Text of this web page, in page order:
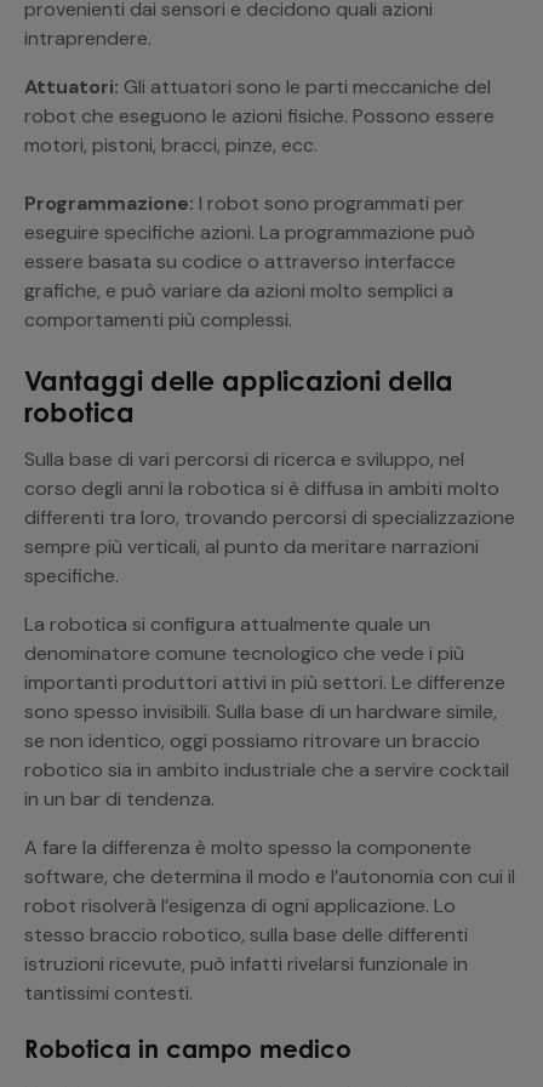
provenienti dai sensori e decidono quali azioni
intraprendere.
Attuatori: Gli attuatori sono le parti meccaniche del
robot che eseguono le azioni fisiche. Possono essere
motori, pistoni, bracci, pinze, ecc.
Programmazione: I robot sono programmati per
eseguire specifiche azioni. La programmazione può
essere basata su codice o attraverso interfacce
grafiche, e può variare da azioni molto semplici a
comportamenti più complessi.
Vantaggi delle applicazioni della
robotica
Sulla base di vari percorsi di ricerca e sviluppo, nel
corso degli anni la robotica si è diffusa in ambiti molto
differenti tra loro, trovando percorsi di specializzazione
sempre più verticali, al punto da meritare narrazioni
specifiche.
La robotica si configura attualmente quale un
denominatore comune tecnologico che vede i più
importanti produttori attivi in più settori. Le differenze
sono spesso invisibili. Sulla base di un hardware simile,
se non identico, oggi possiamo ritrovare un braccio
robotico sia in ambito industriale che a servire cocktail
in un bar di tendenza.
A fare la differenza è molto spesso la componente
software, che determina il modo e l’autonomia con cui il
robot risolverà l’esigenza di ogni applicazione. Lo
stesso braccio robotico, sulla base delle differenti
istruzioni ricevute, può infatti rivelarsi funzionale in
tantissimi contesti.
Robotica in campo medico